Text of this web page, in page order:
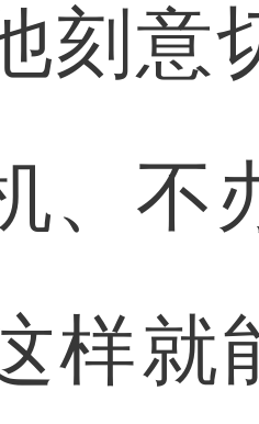
刻意
、不
样就